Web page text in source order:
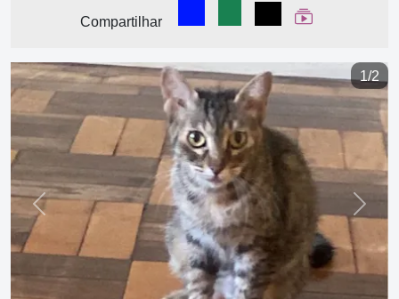
Compartilhar
Compartilhar no Facebook
Compartilhar no
Compartilhar
Ver Web Story
1/2
Previous Next